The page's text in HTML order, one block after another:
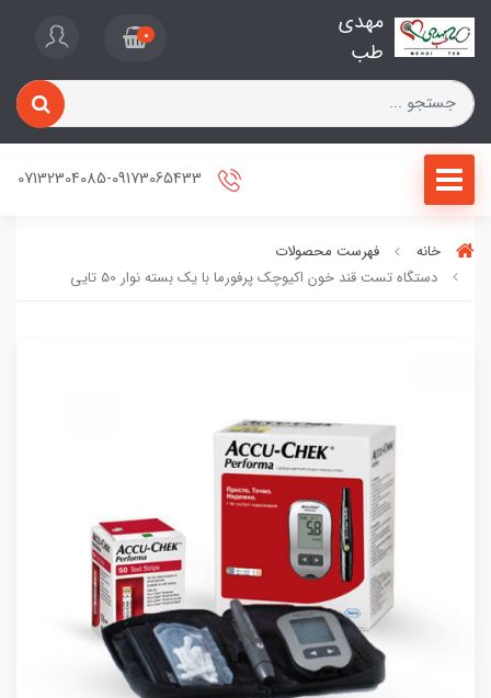
مهدی
طب
0
خانه
فهرست محصولات
دستگاه تست قند خون اکیوچک پرفورما با یک بسته نوار 50 تایی